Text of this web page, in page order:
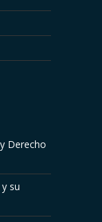
Derecho
su